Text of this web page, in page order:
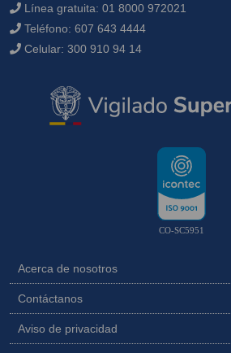
Línea gratuita: 01 8000 972021
Teléfono: 607 643 4444
Celular: 300 910 94 14
CO-SC5951
Acerca de nosotros
Contáctanos
Aviso de privacidad